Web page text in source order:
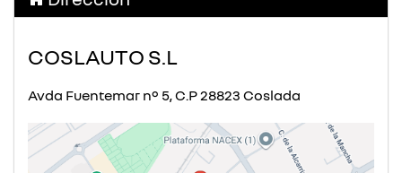
COSLAUTO S.L
Avda Fuentemar nº 5, C.P 28823 Coslada